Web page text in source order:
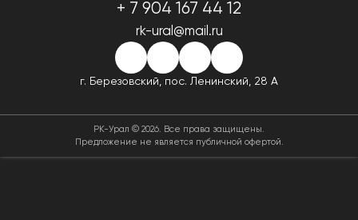
+ 7 904 167 44 12
rk-ural@mail.ru
г. Березовский, пос. Ленинский, 28 А
РК-Урал © 2026. Все права защищены.
Предложение не является публичной офертой.